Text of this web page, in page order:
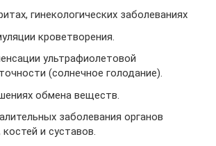
гинекологических заболеваниях
кроветворения.
ультрафиолетовой
(солнечное голодание).
обмена веществ.
заболевания органов
и суставов.